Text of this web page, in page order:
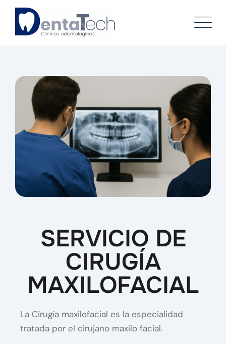
SERVICIO DE
CIRUGÍA
MAXILOFACIAL
La Cirugía maxilofacial es la especialidad
tratada por el cirujano maxilo facial.